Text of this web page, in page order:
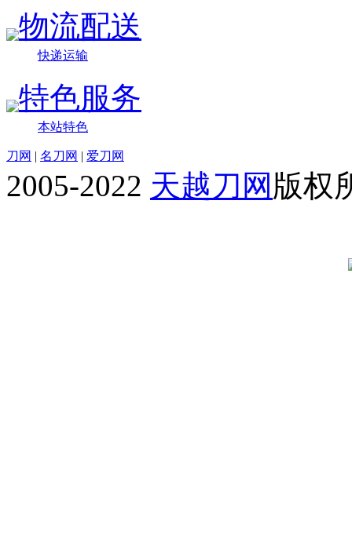
物流配送
快递运输
特色服务
本站特色
刀网 | 名刀网 | 爱刀网
2005-2022 天越刀网 版权